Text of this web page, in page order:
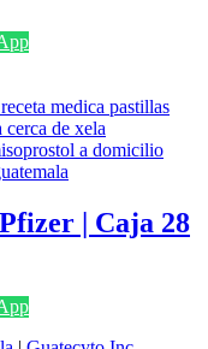
| Caja 28